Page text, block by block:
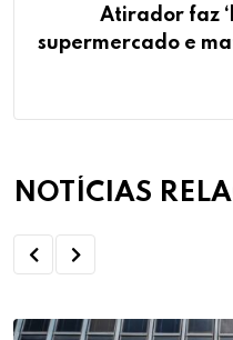
Atirador faz
supermercado e
NOTÍCIAS